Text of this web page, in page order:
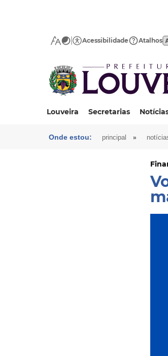
Acessibilidade Atalhos
Louveira Secretarias
Onde estou: principal »